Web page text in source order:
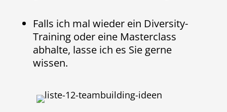
Falls ich mal wieder ein Diversity-
Training oder eine Masterclass
abhalte, lasse ich es Sie gerne
wissen.